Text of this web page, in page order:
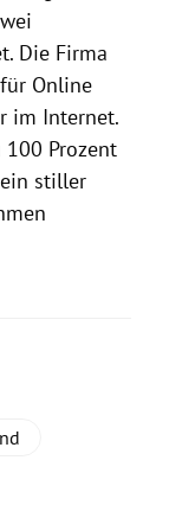
Die Firma
Online
im Internet.
100 Prozent
stiller